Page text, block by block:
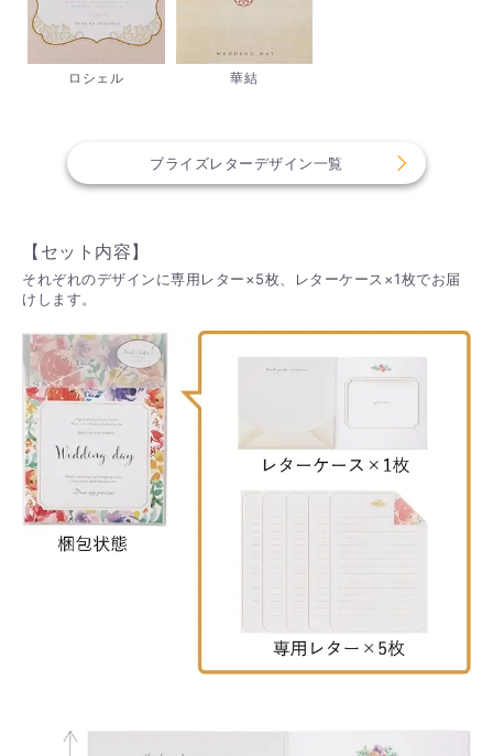
ロシェル 華結
ブライズレターデザイン一覧
【セット内容】
それぞれのデザインに専用レター×5枚、レターケース×1枚でお届
けします。